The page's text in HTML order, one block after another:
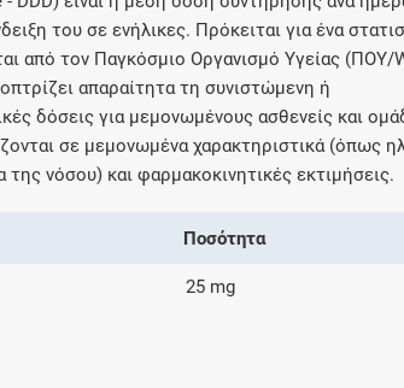
Μοιραζόμαστε μαζί σας γεγονότα της
πορείας του Galinos.gr από το 2011 μέχρι
σήμερα
του σε ενήλικες. Πρόκειται για ένα
από τον Παγκόσμιο Οργανισμό Υγείας (ΠΟΥ/
απαραίτητα τη συνιστώμενη ή
δόσεις για μεμονωμένους ασθενείς και
σε μεμονωμένα χαρακτηριστικά (όπως
νόσου) και φαρμακοκινητικές εκτιμήσεις.
Ποσότητα
25 mg